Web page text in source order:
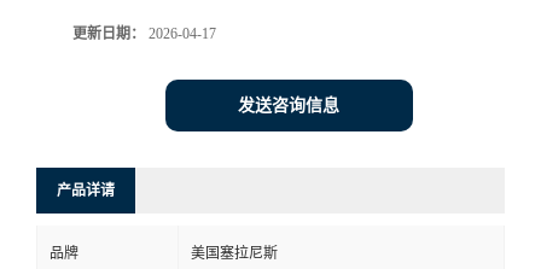
更新日期： 2026-04-17
发送咨询信息
产品详请
品牌 美国塞拉尼斯